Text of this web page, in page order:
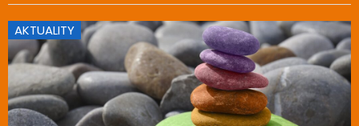
AKTUALITY